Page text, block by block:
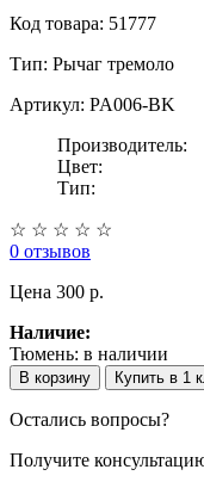
Код товара: 51777
Тип: Рычаг тремоло
Артикул: PA006-BK
Производитель:
Цвет:
Тип:
☆ ☆ ☆ ☆ ☆
0 отзывов
Цена 300 p.
Наличие:
Тюмень: в наличии
В корзину Купить в 1
Остались вопросы?
Получите